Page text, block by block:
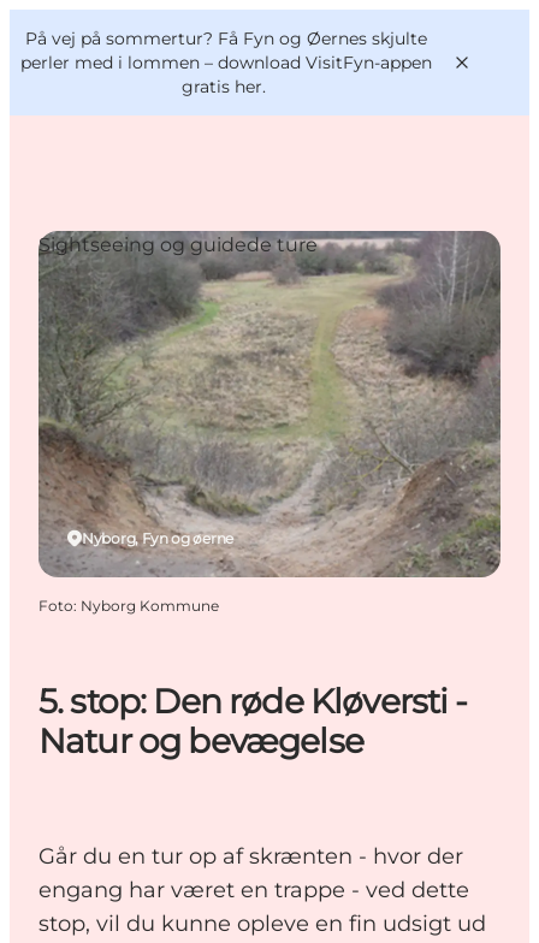
På vej på sommertur? Få Fyn og Øernes skjulte
perler med i lommen – download VisitFyn-appen
gratis her.
Oplevelser
Outdoor
Mad og drikke
Overnatning
Book lokale oplevelser
VisitFyn
Deutsch
5. stop: Den røde Kløversti -
Natur og bevægelse
Går du en tur op af skrænten - hvor der
engang har været en trappe - ved dette
stop, vil du kunne opleve en fin udsigt ud
Nyborg, Fyn og øerne
Sightseeing og guidede ture
Foto: Nyborg Kommune